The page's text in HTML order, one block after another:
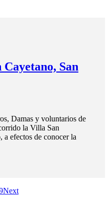
San
Damas y voluntarios de
la Villa San
a efectos de conocer la
Next